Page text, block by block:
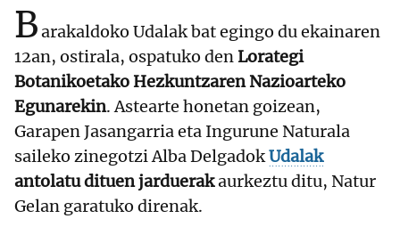
Barakaldoko Udalak bat egingo du ekainaren
12an, ostirala, ospatuko denLorategi
Botanikoetako Hezkuntzaren Nazioarteko
Egunarekin. Astearte honetan goizean,
Garapen Jasangarria eta Ingurune Naturala
saileko zinegotzi Alba DelgadokUdalak
antolatu dituen jarduerakaurkeztu ditu, Natur
Gelan garatuko direnak.